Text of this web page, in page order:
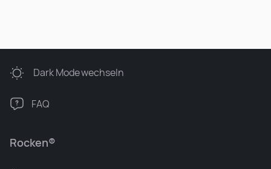
Rocken®
Dark Modewechseln
FAQ